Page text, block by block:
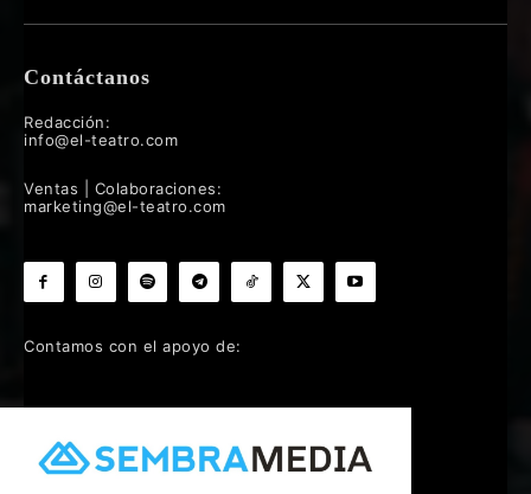
Contáctanos
Redacción:
info@el-teatro.com
Ventas | Colaboraciones:
marketing@el-teatro.com
Contamos con el apoyo de: